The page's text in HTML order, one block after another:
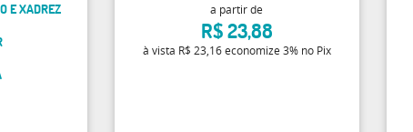
E XADREZ
a partir de
R$ 23,88
à vista R$ 23,16economize 3% no Pix